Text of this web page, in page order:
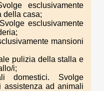
esclusivamente
della casa;
esclusivamente
mansioni
pulizia della stalla e
i;
domestici. Svolge
assistenza ad animali